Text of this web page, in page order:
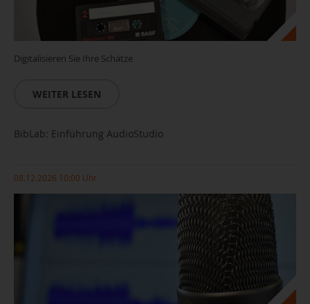
Digitalisieren Sie Ihre Schätze
WEITER LESEN
BibLab: Einführung AudioStudio
08.12.2026 10:00 Uhr